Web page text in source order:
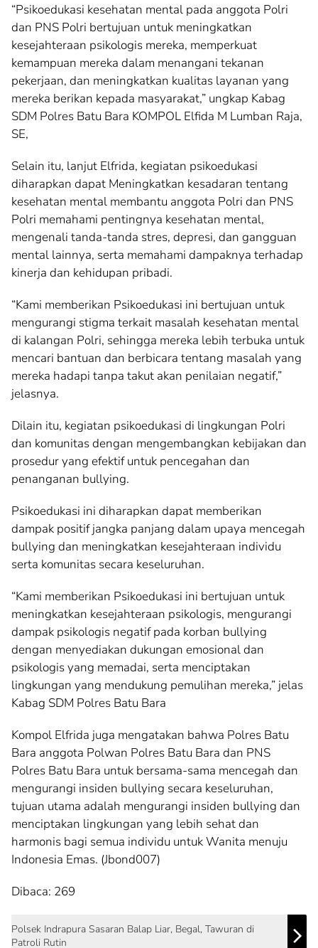
“Psikoedukasi kesehatan mental pada anggota Polri
dan PNS Polri bertujuan untuk meningkatkan
kesejahteraan psikologis mereka, memperkuat
kemampuan mereka dalam menangani tekanan
pekerjaan, dan meningkatkan kualitas layanan yang
mereka berikan kepada masyarakat,” ungkap Kabag
SDM Polres Batu Bara KOMPOL Elfida M Lumban Raja,
SE,
Selain itu, lanjut Elfrida, kegiatan psikoedukasi
diharapkan dapat Meningkatkan kesadaran tentang
kesehatan mental membantu anggota Polri dan PNS
Polri memahami pentingnya kesehatan mental,
mengenali tanda-tanda stres, depresi, dan gangguan
mental lainnya, serta memahami dampaknya terhadap
kinerja dan kehidupan pribadi.
“Kami memberikan Psikoedukasi ini bertujuan untuk
mengurangi stigma terkait masalah kesehatan mental
di kalangan Polri, sehingga mereka lebih terbuka untuk
mencari bantuan dan berbicara tentang masalah yang
mereka hadapi tanpa takut akan penilaian negatif,”
jelasnya.
Dilain itu, kegiatan psikoedukasi di lingkungan Polri
dan komunitas dengan mengembangkan kebijakan dan
prosedur yang efektif untuk pencegahan dan
penanganan bullying.
Psikoedukasi ini diharapkan dapat memberikan
dampak positif jangka panjang dalam upaya mencegah
bullying dan meningkatkan kesejahteraan individu
serta komunitas secara keseluruhan.
“Kami memberikan Psikoedukasi ini bertujuan untuk
meningkatkan kesejahteraan psikologis, mengurangi
dampak psikologis negatif pada korban bullying
dengan menyediakan dukungan emosional dan
psikologis yang memadai, serta menciptakan
lingkungan yang mendukung pemulihan mereka,” jelas
Kabag SDM Polres Batu Bara
Kompol Elfrida juga mengatakan bahwa Polres Batu
Bara anggota Polwan Polres Batu Bara dan PNS
Polres Batu Bara untuk bersama-sama mencegah dan
mengurangi insiden bullying secara keseluruhan,
tujuan utama adalah mengurangi insiden bullying dan
menciptakan lingkungan yang lebih sehat dan
harmonis bagi semua individu untuk Wanita menuju
Indonesia Emas. (Jbond007)
Dibaca: 269
Polsek Indrapura Sasaran Balap Liar, Begal, Tawuran di
Patroli Rutin